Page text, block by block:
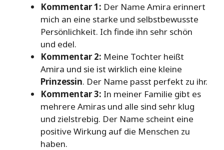
Kommentar 1: Der Name Amira erinnert
mich an eine starke und selbstbewusste
Persönlichkeit. Ich finde ihn sehr schön
und edel.
Kommentar 2: Meine Tochter heißt
Amira und sie ist wirklich eine kleine
Prinzessin. Der Name passt perfekt zu ihr.
Kommentar 3: In meiner Familie gibt es
mehrere Amiras und alle sind sehr klug
und zielstrebig. Der Name scheint eine
positive Wirkung auf die Menschen zu
haben.